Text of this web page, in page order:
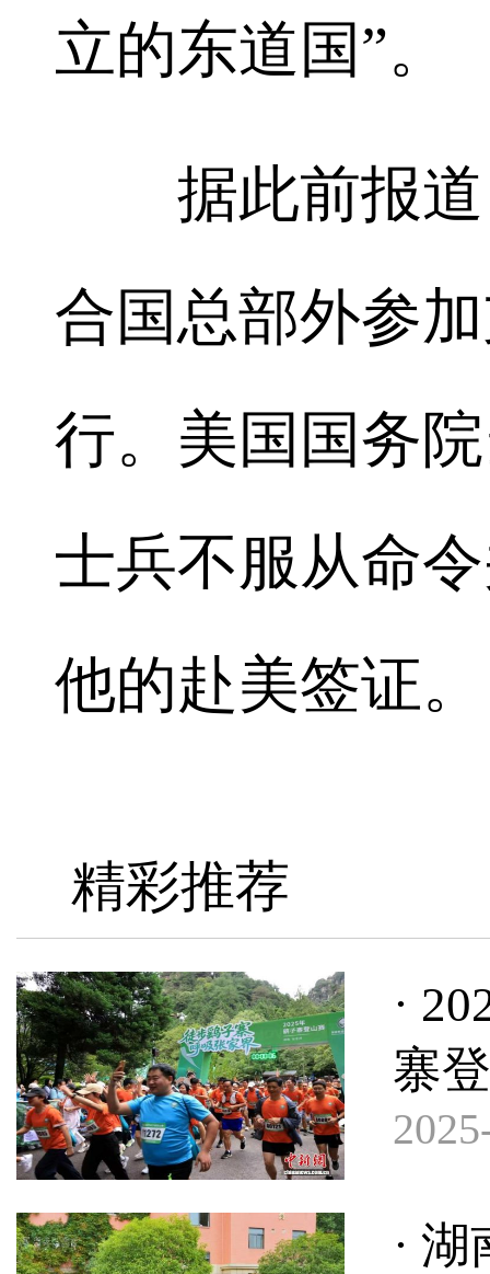
立的东道国”。
据此前报道
合国总部外参
行。美国国务
士兵不服从命
他的赴美签证。
精彩推荐
·
寨
·